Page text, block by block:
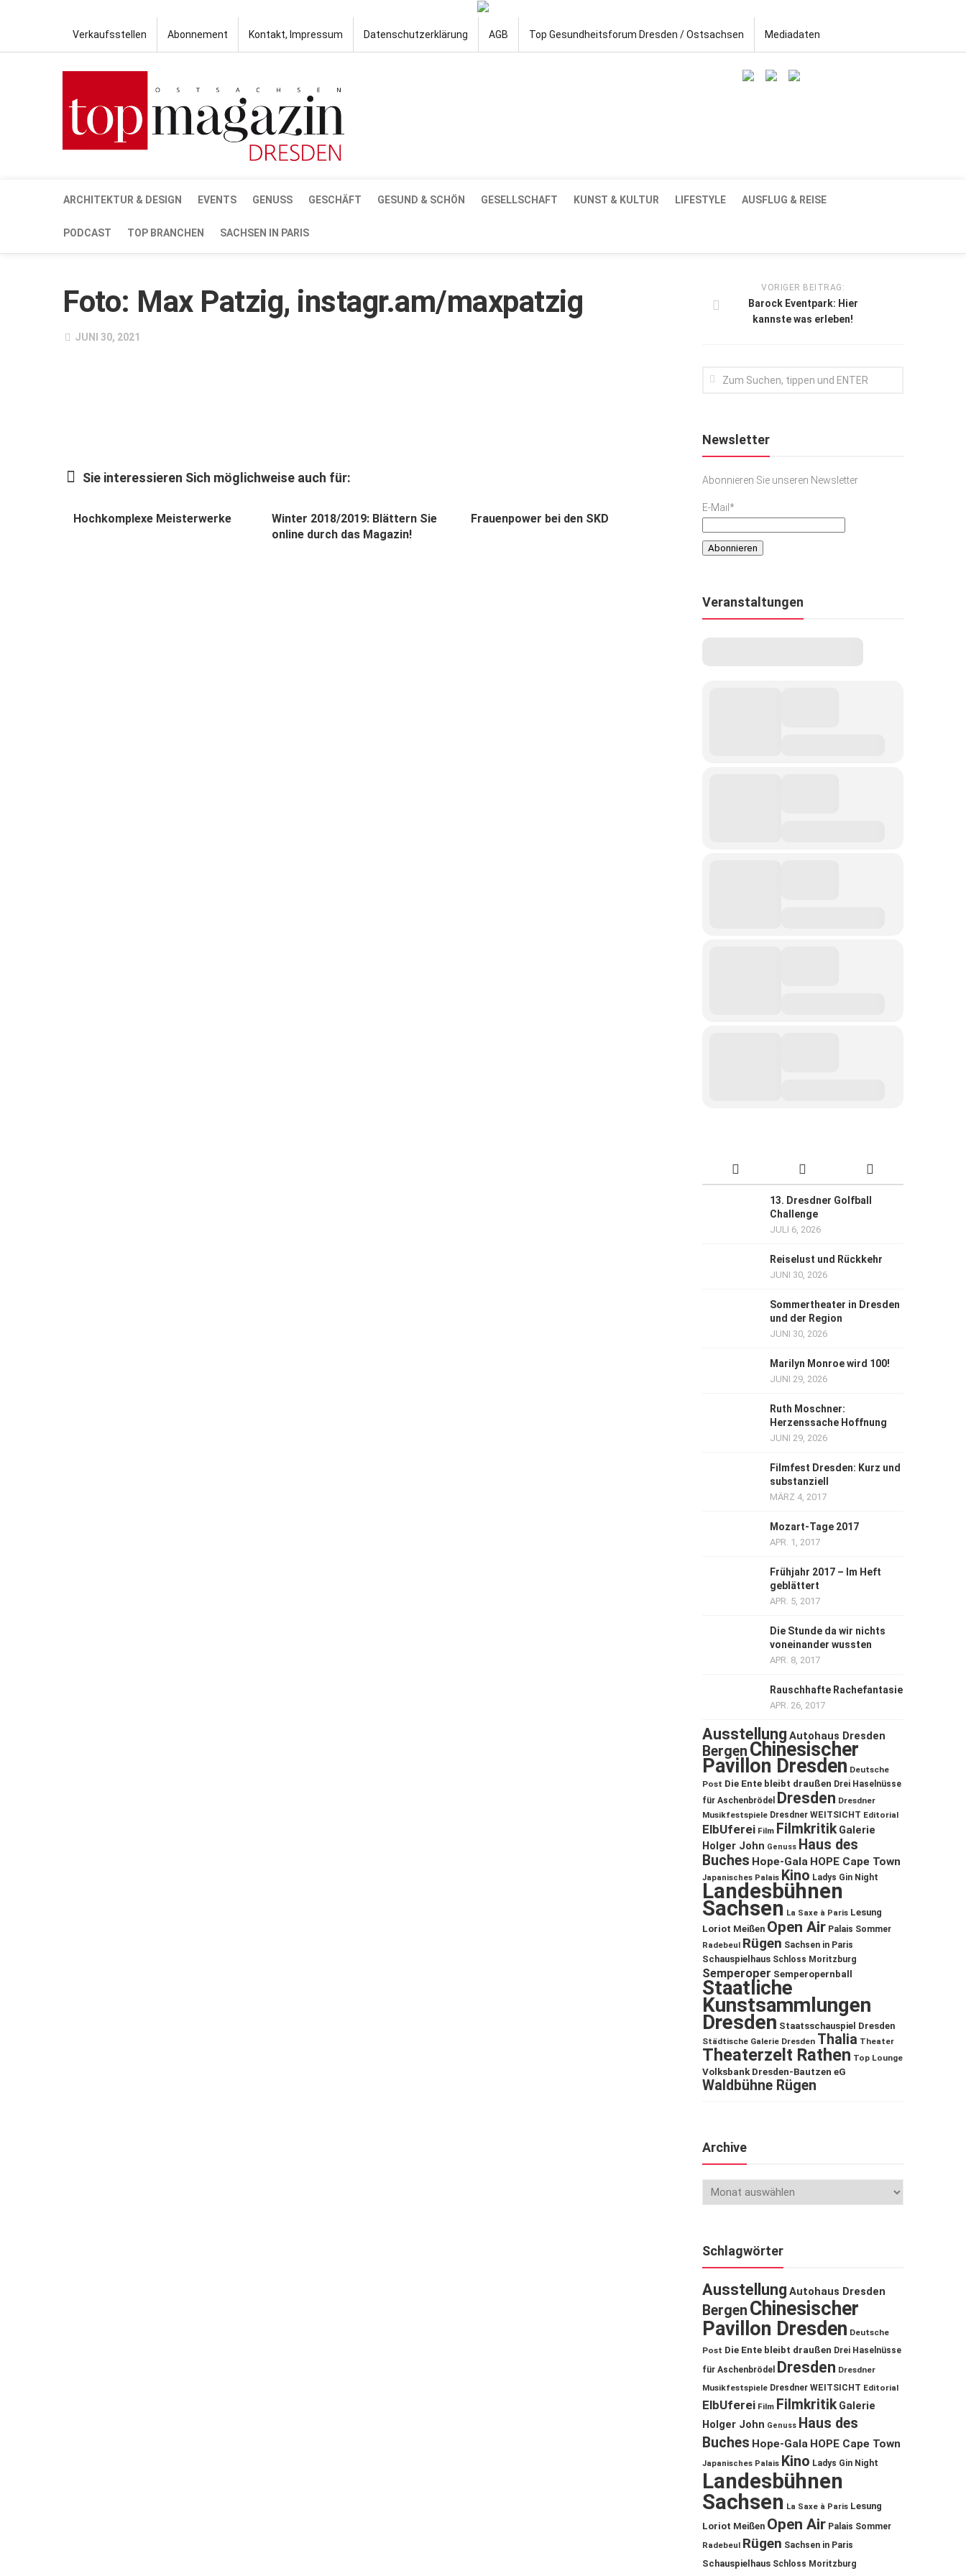
Verkaufsstellen Abonnement Kontakt, Impressum Datenschutzerklärung AGB Top Gesundheitsforum Dresden / Ostsachsen Mediadaten
ARCHITEKTUR & DESIGN EVENTS GENUSS GESCHÄFT GESUND & SCHÖN GESELLSCHAFT KUNST & KULTUR LIFESTYLE AUSFLUG & REISE
PODCAST TOP BRANCHEN SACHSEN IN PARIS
Foto: Max Patzig, instagr.am/maxpatzig
JUNI 30, 2021
Sie interessieren Sich möglichweise auch für:
Hochkomplexe Meisterwerke
Winter 2018/2019: Blättern Sie
online durch das Magazin!
Frauenpower bei den SKD
VORIGER BEITRAG:
Barock Eventpark: Hier
kannste was erleben!
Newsletter
Abonnieren Sie unseren Newsletter
E-Mail*
Veranstaltungen
13. Dresdner Golfball
Challenge
JULI 6, 2026
Reiselust und Rückkehr
JUNI 30, 2026
Sommertheater in Dresden
und der Region
JUNI 30, 2026
Marilyn Monroe wird 100!
JUNI 29, 2026
Ruth Moschner:
Herzenssache Hoffnung
JUNI 29, 2026
Filmfest Dresden: Kurz und
substanziell
MÄRZ 4, 2017
Mozart-Tage 2017
APR. 1, 2017
Frühjahr 2017 – Im Heft
geblättert
APR. 5, 2017
Die Stunde da wir nichts
voneinander wussten
APR. 8, 2017
Rauschhafte Rachefantasie
APR. 26, 2017
Ausstellung Autohaus Dresden
Bergen Chinesischer
Pavillon Dresden Deutsche
Post Die Ente bleibt draußen Drei Haselnüsse
für Aschenbrödel
Dresden Dresdner
Musikfestspiele Dresdner WEITSICHT Editorial
ElbUferei Film Filmkritik Galerie
Holger John Genuss Haus des
Buches Hope-Gala HOPE Cape Town
Japanisches Palais Kino Ladys Gin Night
Landesbühnen
Sachsen La Saxe à Paris Lesung
Loriot Meißen Open Air Palais Sommer
Radebeul Rügen Sachsen in Paris
Schauspielhaus Schloss Moritzburg
Semperoper Semperopernball
Staatliche
Kunstsammlungen
Dresden Staatsschauspiel Dresden
Städtische Galerie Dresden Thalia Theater
Theaterzelt Rathen Top Lounge
Volksbank Dresden-Bautzen eG
Waldbühne Rügen
Archive
Schlagwörter
Ausstellung Autohaus Dresden
Bergen Chinesischer
Pavillon Dresden Deutsche
Post Die Ente bleibt draußen Drei Haselnüsse
für Aschenbrödel
Dresden Dresdner
Musikfestspiele Dresdner WEITSICHT Editorial
ElbUferei Film Filmkritik Galerie
Holger John Genuss Haus des
Buches Hope-Gala HOPE Cape Town
Japanisches Palais Kino Ladys Gin Night
Landesbühnen
Sachsen La Saxe à Paris Lesung
Loriot Meißen Open Air Palais Sommer
Radebeul Rügen Sachsen in Paris
Schauspielhaus Schloss Moritzburg